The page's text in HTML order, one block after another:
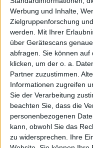
Standardinformationen,
Werbung und Inhalte,
Zielgruppenforschung
werden. Mit Ihrer
über Gerätescans
abfragen. Sie können auf
klicken, um der o. a.
Partner zuzustimmen.
Informationen zugreifen
Sie der Verarbeitung
beachten Sie, dass die
personenbezogenen
kann, obwohl Sie das
zu widersprechen. Ihre
Folge 512